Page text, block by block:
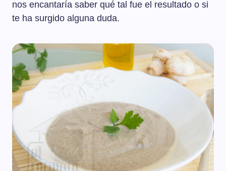
nos encantaría saber qué tal fue el resultado o si
te ha surgido alguna duda.